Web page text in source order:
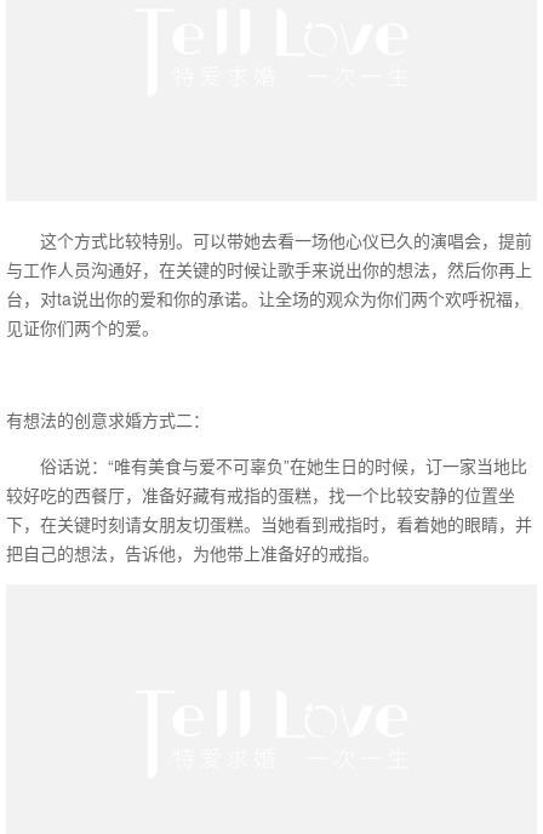
这个方式比较特别。可以带她去看一场他心仪已久的演唱会，提前
与工作人员沟通好，在关键的时候让歌手来说出你的想法，然后你再上
台，对ta说出你的爱和你的承诺。让全场的观众为你们两个欢呼祝福，
见证你们两个的爱。
有想法的创意求婚方式二：
俗话说：“唯有美食与爱不可辜负”在她生日的时候，订一家当地比
较好吃的西餐厅，准备好藏有戒指的蛋糕，找一个比较安静的位置坐
下，在关键时刻请女朋友切蛋糕。当她看到戒指时，看着她的眼睛，并
把自己的想法，告诉他，为他带上准备好的戒指。